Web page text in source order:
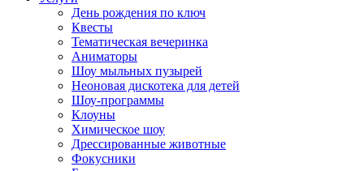
День рождения по ключ
Квесты
Тематическая вечеринка
Аниматоры
Шоу мыльных пузырей
Неоновая дискотека для детей
Шоу-программы
Клоуны
Химическое шоу
Дрессированные животные
Фокусники